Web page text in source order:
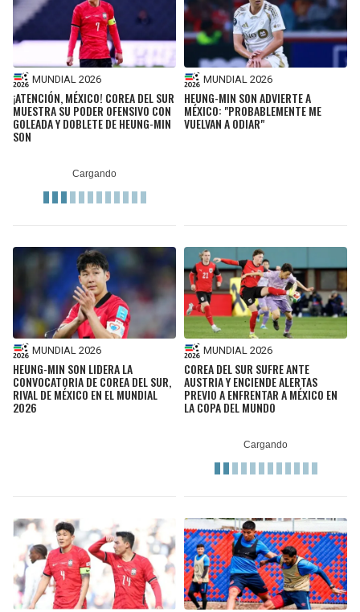
MUNDIAL 2026
¡ATENCIÓN, MÉXICO! COREA DEL SUR
MUESTRA SU PODER OFENSIVO CON
GOLEADA Y DOBLETE DE HEUNG-MIN
SON
MUNDIAL 2026
HEUNG-MIN SON ADVIERTE A
MÉXICO: "PROBABLEMENTE ME
VUELVAN A ODIAR"
MUNDIAL 2026
HEUNG-MIN SON LIDERA LA
CONVOCATORIA DE COREA DEL SUR,
RIVAL DE MÉXICO EN EL MUNDIAL
2026
MUNDIAL 2026
COREA DEL SUR SUFRE ANTE
AUSTRIA Y ENCIENDE ALERTAS
PREVIO A ENFRENTAR A MÉXICO EN
LA COPA DEL MUNDO